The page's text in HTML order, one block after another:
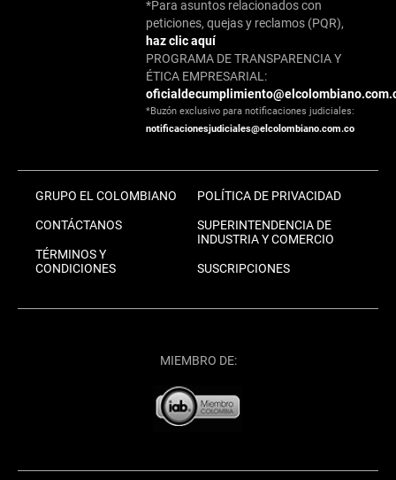
*Para asuntos relacionados con
peticiones, quejas y reclamos (PQR),
haz clic aquí
PROGRAMA DE TRANSPARENCIA Y
ÉTICA EMPRESARIAL:
*Buzón exclusivo para notificaciones judiciales:
notificacionesjudiciales@elcolombiano.com.co
GRUPO EL COLOMBIANO
CONTÁCTANOS
TÉRMINOS Y
CONDICIONES
POLÍTICA DE PRIVACIDAD
SUPERINTENDENCIA DE
INDUSTRIA Y COMERCIO
SUSCRIPCIONES
MIEMBRO DE: